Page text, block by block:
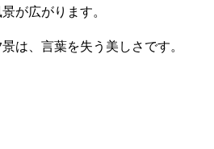
が広がります。
は、言葉を失う美しさです。